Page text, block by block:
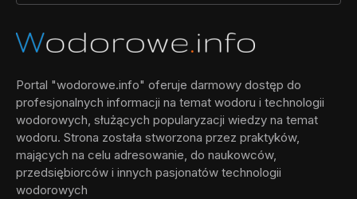
Portal "wodorowe.info" oferuje darmowy dostęp do
profesjonalnych informacji na temat wodoru i technologii
wodorowych, służących popularyzacji wiedzy na temat
wodoru. Strona została stworzona przez praktyków,
mających na celu adresowanie, do naukowców,
przedsiębiorców i innych pasjonatów technologii
wodorowych